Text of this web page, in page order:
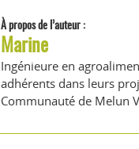
À propos de l’auteur :
Marine
Ingénieure en
adhérents dans leurs
Communauté de Melun